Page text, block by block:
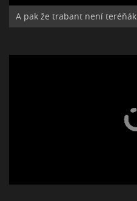
A pak že trabant není teréňák